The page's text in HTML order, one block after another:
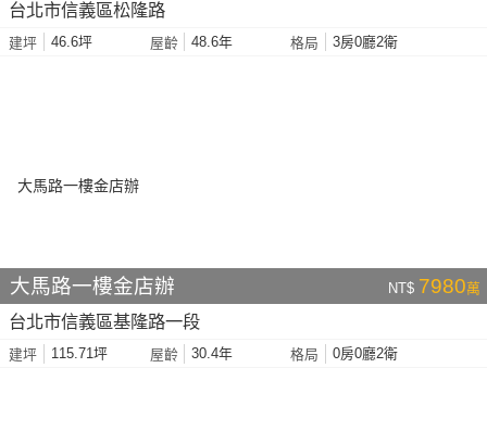
台北市信義區松隆路
建坪 46.6坪 屋齡 48.6年 格局 3房0廳2衛
大馬路一樓金店辦 NT$ 7980萬
台北市信義區基隆路一段
建坪 115.71坪 屋齡 30.4年 格局 0房0廳2衛